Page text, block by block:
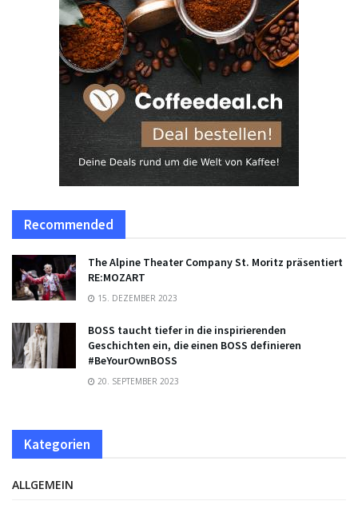
Recommended
The Alpine Theater Company St. Moritz präsentiert
RE:MOZART
15. DEZEMBER 2023
BOSS taucht tiefer in die inspirierenden
Geschichten ein, die einen BOSS definieren
#BeYourOwnBOSS
20. SEPTEMBER 2023
Kategorien
ALLGEMEIN